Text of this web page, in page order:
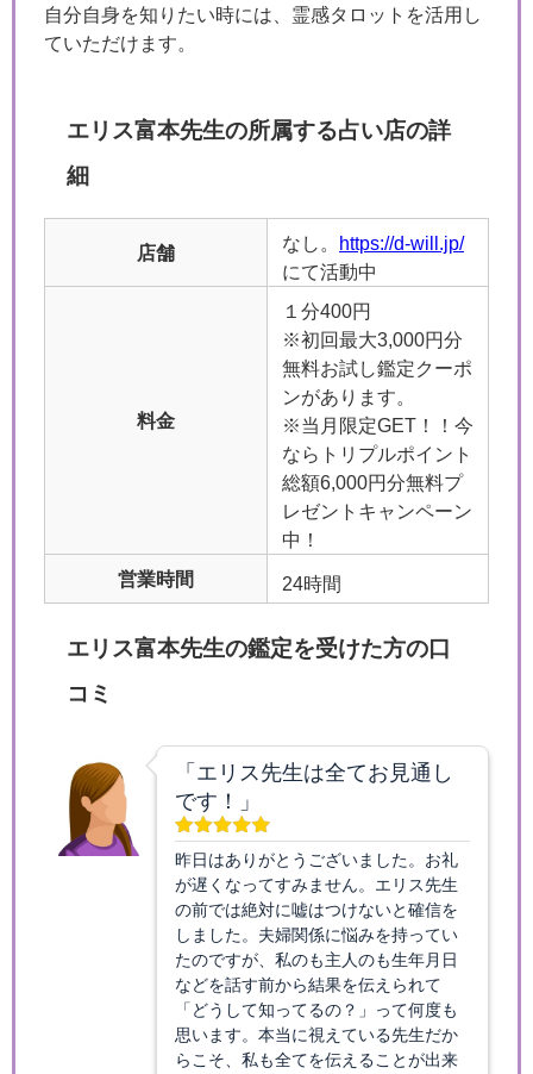
自分自身を知りたい時には、霊感タロットを活用し
ていただけます。
エリス富本先生の所属する占い店の詳
細
店舗 なし。
https://d-will.jp/
にて活動中
料金
１分400円
※初回最大3,000円分
無料お試し鑑定クーポ
ンがあります。
※当月限定GET！！今
ならトリプルポイント
総額6,000円分無料プ
レゼントキャンペーン
中！
営業時間 24時間
エリス富本先生の鑑定を受けた方の口
コミ
「エリス先生は全てお見通し
です！」
昨日はありがとうございました。お礼
が遅くなってすみません。エリス先生
の前では絶対に嘘はつけないと確信を
しました。夫婦関係に悩みを持ってい
たのですが、私のも主人のも生年月日
などを話す前から結果を伝えられて
「どうして知ってるの？」って何度も
思います。本当に視えている先生だか
らこそ、私も全てを伝えることが出来